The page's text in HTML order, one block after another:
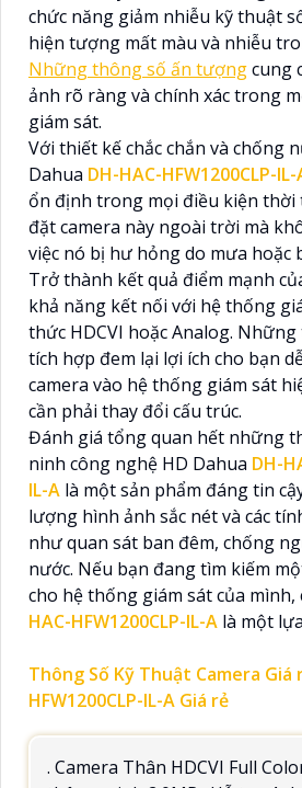
chức năng giảm nhiễu kỹ thuật
hiện tượng mất màu và nhiễu
Những thông số ấn tượngcung
ảnh rõ ràng và chính xác trong
giám sát.
Với thiết kế chắc chắn và chống
Dahua DH-HAC-HFW1200CLP-IL-
ổn định trong mọi điều kiện thời
đặt camera này ngoài trời mà
việc nó bị hư hỏng do mưa hoặc
Trở thành kết quả điểm mạnh
khả năng kết nối với hệ thống
thức HDCVI hoặc Analog.
tích hợp đem lại lợi ích cho bạn
camera vào hệ thống giám sát
cần phải thay đổi cấu trúc.
Đánh giá tổng quan hết những
ninh công nghệ HD Dahua DH-
IL-A là một sản phẩm đáng tin
lượng hình ảnh sắc nét và các
như quan sát ban đêm, chống
nước. Nếu bạn đang tìm kiếm
cho hệ thống giám sát của mình,
HAC-HFW1200CLP-IL-A là một
Thông Số Kỹ Thuật Camera Giá
HFW1200CLP-IL-A Giá rẻ
. Camera Thân HDCVI Full